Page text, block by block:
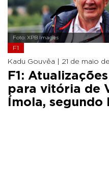
Foto: XPB Images
F1
Kadu Gouvêa | 21 de maio
F1:
para vitória de
Ímola, segundo